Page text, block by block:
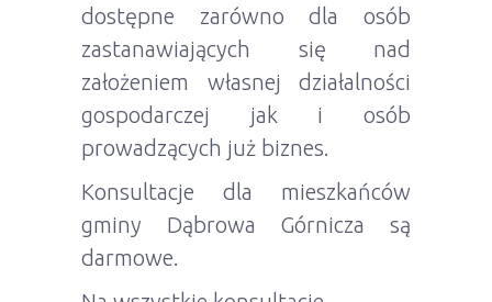
dostępne zarówno dla osób
zastanawiających się nad
założeniem własnej działalności
gospodarczej jak i osób
prowadzących już biznes.
Konsultacje dla mieszkańców
gminy Dąbrowa Górnicza są
darmowe.